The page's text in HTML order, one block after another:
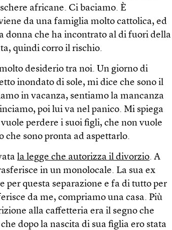
africane. Ci baciamo. È
da una famiglia molto cattolica, ed
donna che ha incontrato al di fuori della
quindi corro il rischio.
desiderio tra noi. Un giorno di
inondato di sole, mi dice che sono il
in vacanza, sentiamo la mancanza
poi lui va nel panico. Mi spiega
perdere i suoi figli, che non vuole
che sono pronta ad aspettarlo.
la legge che autorizza il divorzio. A
in un monolocale. La sua ex
questa separazione e fa di tutto per
da me, compriamo una casa. Più
alla caffetteria era il segno che
dopo la nascita di sua figlia ero stata